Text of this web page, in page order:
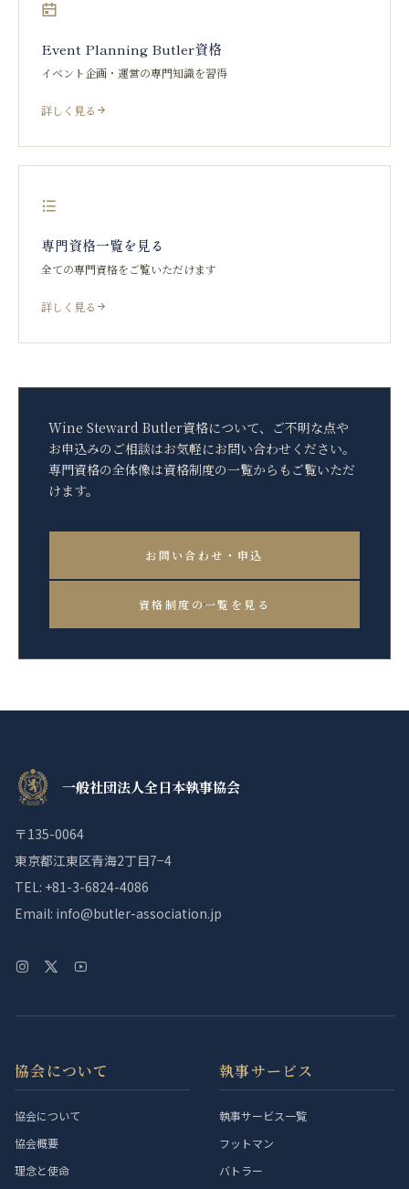
Event Planning Butler資格
イベント企画・運営の専門知識を習得
詳しく見る
専門資格一覧を見る
全ての専門資格をご覧いただけます
詳しく見る
Wine Steward Butler資格について、ご不明な点や
お申込みのご相談はお気軽にお問い合わせください。
専門資格の全体像は資格制度の一覧からもご覧いただ
けます。
お問い合わせ・申込
資格制度の一覧を見る
一般社団法人全日本執事協会
〒135-0064
東京都江東区青海2丁目7−4
TEL: +81-3-6824-4086
Email: info@butler-association.jp
協会について
協会について
協会概要
理念と使命
執事サービス
執事サービス一覧
フットマン
バトラー